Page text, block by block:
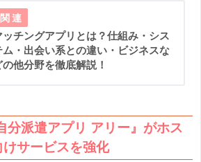
ッチングアプリとは？仕組み・シス
ム・出会い系との違い・ビジネスな
の他分野を徹底解説！
分派遣アプリ アリー』がホス
サービスを強化